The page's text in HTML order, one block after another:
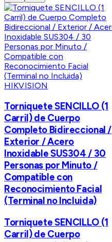
HIKVISION
Torniquete SENCILLO (1
Carril) de Cuerpo
Completo Bidireccional /
Exterior / Acero
Inoxidable SUS304 / 30
Personas por Minuto /
Compatible con
Reconocimiento Facial
(Terminal no Incluida)
Torniquete SENCILLO (1
Carril) de Cuerpo